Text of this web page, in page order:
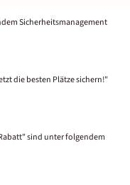
Sicherheitsmanagement
die besten Plätze sichern!"
sind unter folgendem